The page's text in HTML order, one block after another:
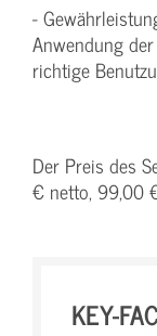
-
Anwendung
richtige
Der Preis des
€ netto, 99,00
KEY-